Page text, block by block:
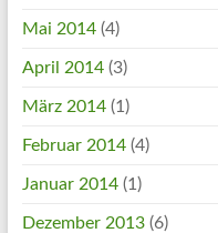
Mai 2014(4)
April 2014(3)
März 2014(1)
Februar 2014(4)
Januar 2014(1)
Dezember 2013(6)